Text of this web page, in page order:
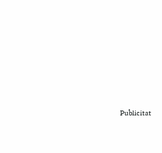
Publicitat